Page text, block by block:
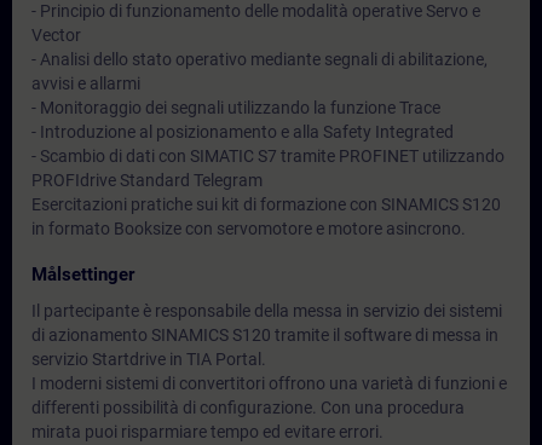
- Principio di funzionamento delle modalità operative Servo e
Vector
- Analisi dello stato operativo mediante segnali di abilitazione,
avvisi e allarmi
- Monitoraggio dei segnali utilizzando la funzione Trace
- Introduzione al posizionamento e alla Safety Integrated
- Scambio di dati con SIMATIC S7 tramite PROFINET utilizzando
PROFIdrive Standard Telegram
Esercitazioni pratiche sui kit di formazione con SINAMICS S120
in formato Booksize con servomotore e motore asincrono.
Målsettinger
Il partecipante è responsabile della messa in servizio dei sistemi
di azionamento SINAMICS S120 tramite il software di messa in
servizio Startdrive in TIA Portal.
I moderni sistemi di convertitori offrono una varietà di funzioni e
differenti possibilità di configurazione. Con una procedura
mirata puoi risparmiare tempo ed evitare errori.